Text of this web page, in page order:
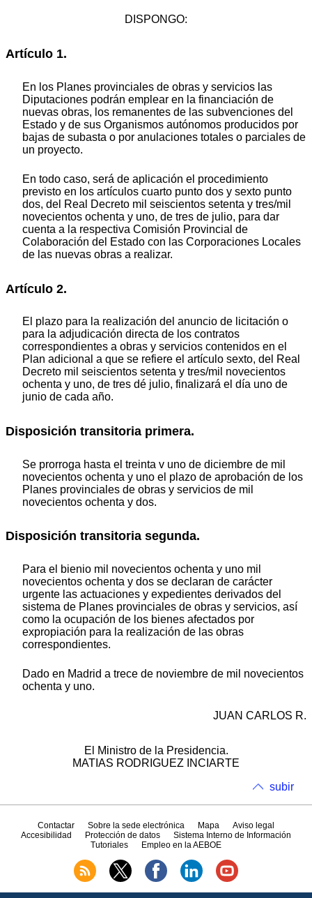
DISPONGO:
Artículo 1.
En los Planes provinciales de obras y servicios las
Diputaciones podrán emplear en la financiación de
nuevas obras, los remanentes de las subvenciones del
Estado y de sus Organismos autónomos producidos por
bajas de subasta o por anulaciones totales o parciales de
un proyecto.
En todo caso, será de aplicación el procedimiento
previsto en los artículos cuarto punto dos y sexto punto
dos, del Real Decreto mil seiscientos setenta y tres/mil
novecientos ochenta y uno, de tres de julio, para dar
cuenta a la respectiva Comisión Provincial de
Colaboración del Estado con las Corporaciones Locales
de las nuevas obras a realizar.
Artículo 2.
El plazo para la realización del anuncio de licitación o
para la adjudicación directa de los contratos
correspondientes a obras y servicios contenidos en el
Plan adicional a que se refiere el artículo sexto, del Real
Decreto mil seiscientos setenta y tres/mil novecientos
ochenta y uno, de tres dé julio, finalizará el día uno de
junio de cada año.
Disposición transitoria primera.
Se prorroga hasta el treinta v uno de diciembre de mil
novecientos ochenta y uno el plazo de aprobación de los
Planes provinciales de obras y servicios de mil
novecientos ochenta y dos.
Disposición transitoria segunda.
Para el bienio mil novecientos ochenta y uno mil
novecientos ochenta y dos se declaran de carácter
urgente las actuaciones y expedientes derivados del
sistema de Planes provinciales de obras y servicios, así
como la ocupación de los bienes afectados por
expropiación para la realización de las obras
correspondientes.
Dado en Madrid a trece de noviembre de mil novecientos
ochenta y uno.
JUAN CARLOS R.
El Ministro de la Presidencia.
MATIAS RODRIGUEZ INCIARTE
subir
Contactar Sobre la sede electrónica Mapa
Aviso legal
Accesibilidad
Protección de datos
Sistema Interno de Información
Tutoriales
Empleo en la AEBOE